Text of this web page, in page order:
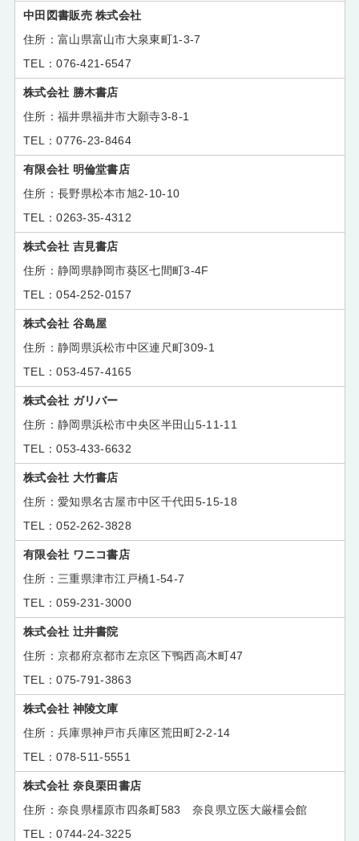
中田図書販売 株式会社
富山県富山市大泉東町1-3-7
076-421-6547
株式会社 勝木書店
福井県福井市大願寺3-8-1
0776-23-8464
有限会社 明倫堂書店
長野県松本市旭2-10-10
0263-35-4312
株式会社 吉見書店
静岡県静岡市葵区七間町3-4F
054-252-0157
株式会社 谷島屋
静岡県浜松市中区連尺町309-1
053-457-4165
株式会社 ガリバー
静岡県浜松市中央区半田山5-11-11
053-433-6632
株式会社 大竹書店
愛知県名古屋市中区千代田5-15-18
052-262-3828
有限会社 ワニコ書店
三重県津市江戸橋1-54-7
059-231-3000
株式会社 辻井書院
京都府京都市左京区下鴨西高木町47
075-791-3863
株式会社 神陵文庫
兵庫県神戸市兵庫区荒田町2-2-14
078-511-5551
株式会社 奈良栗田書店
奈良県橿原市四条町583 奈良県立医大厳橿会館
0744-24-3225